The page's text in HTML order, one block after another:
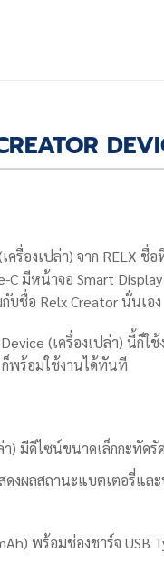
เครื่องเปล่า) จาก
C มีหน้าจอ Smart
บชื่อ Relx Creator นั่นเอง
(เครื่องเปล่า) นี้ก็ใ
ก็พร้อมใช้งานได้ทันที
า) มีดีไซน์ขนาดเล็กกะทัด
งผลสถานะแบตเตอรี่แล
พร้อมช่องชาร์จ USB